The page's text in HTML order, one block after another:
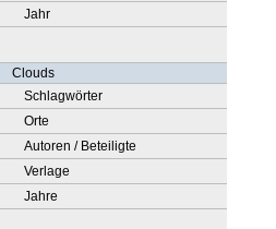
Jahr
Clouds
Schlagwörter
Orte
Autoren / Beteiligte
Verlage
Jahre